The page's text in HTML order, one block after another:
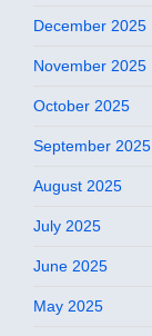
December 2025
November 2025
October 2025
September 2025
August 2025
July 2025
June 2025
May 2025